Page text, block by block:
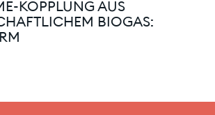
KOPPLUNG AUS
BIOGAS: